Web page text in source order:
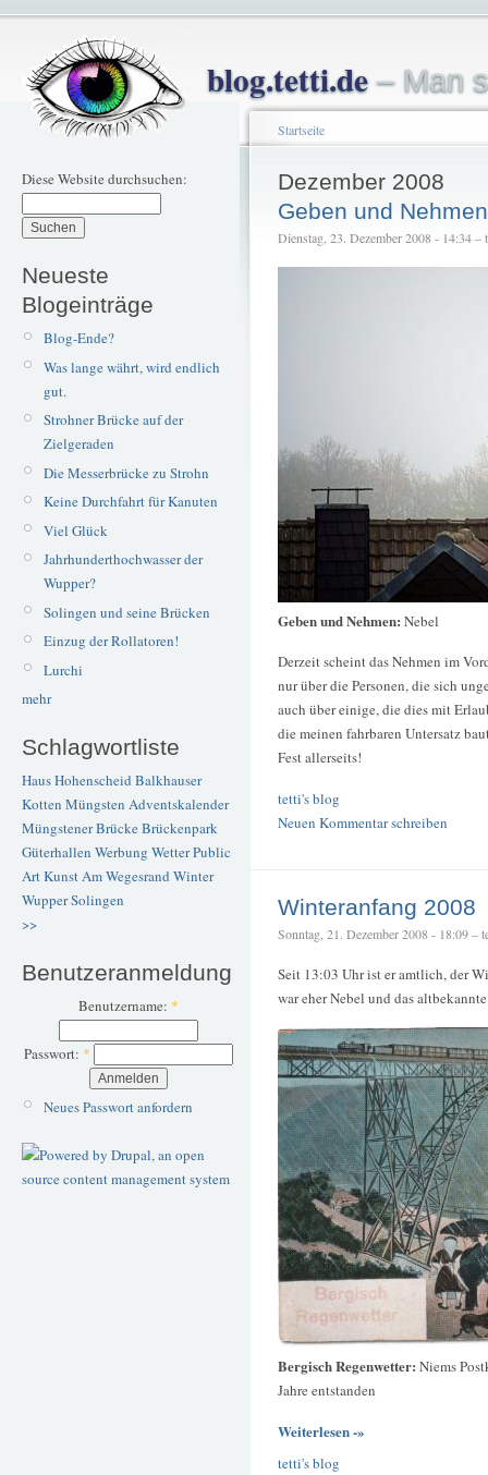
blog.tetti.de– Man
Diese Website durchsuchen:
Neueste
Blogeinträge
Blog-Ende?
Was lange währt, wird endlich
gut.
Strohner Brücke auf der
Zielgeraden
Die Messerbrücke zu Strohn
Keine Durchfahrt für Kanuten
Viel Glück
Jahrhunderthochwasser der
Wupper?
Solingen und seine Brücken
Einzug der Rollatoren!
Lurchi
mehr
Schlagwortliste
Haus Hohenscheid Balkhauser
Kotten Müngsten Adventskalender
Müngstener BrückeBrückenpark
Güterhallen Werbung WetterPublic
ArtKunstAm Wegesrand Winter
WupperSolingen
>>
Benutzeranmeldung
Benutzername: *
Passwort: *
Neues Passwort anfordern
Startseite
Dezember 2008
Geben und Nehmen
Dienstag, 23. Dezember 2008 - 14:34 –
Geben und Nehmen: Nebel
Derzeit scheint das Nehmen im
nur über die Personen, die sich
auch über einige, die dies mit
die meinen fahrbaren Untersatz
Fest allerseits!
tetti's blog
Neuen Kommentar schreiben
Winteranfang 2008
Sonntag, 21. Dezember 2008 - 18:09 –
Seit 13:03 Uhr ist er amtlich, der
war eher Nebel und das
Bergisch Regenwetter: Niems
Jahre entstanden
Weiterlesen -»
tetti's blog